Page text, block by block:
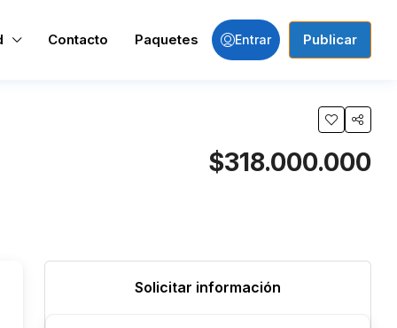
Contacto Paquetes Entrar Publicar
$318.000.000
Solicitar información